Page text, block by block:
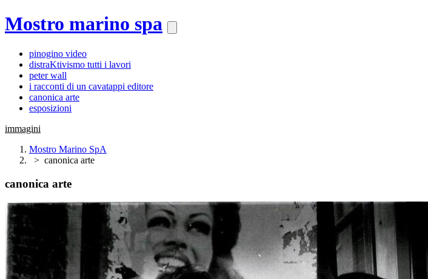
Mostro marino spa
pinogino video
distraKtivismo tutti i lavori
peter wall
i racconti di un cavatappi editore
canonica arte
esposizioni
immagini
Mostro Marino SpA
canonica arte
canonica arte